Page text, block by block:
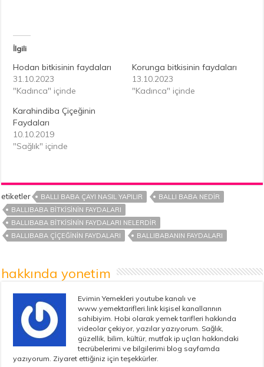
İlgili
Hodan bitkisinin faydaları
31.10.2023
"Kadınca" içinde
Korunga bitkisinin faydaları
13.10.2023
"Kadınca" içinde
Karahindiba Çiçeğinin
Faydaları
10.10.2019
"Sağlık" içinde
etiketler BALLI BABA ÇAYI NASIL YAPILIR
BALLI BABA NEDIR
BALLIBABA BITKISININ FAYDALARI
BALLIBABA BITKISININ FAYDALARI NELERDIR
BALLIBABA ÇIÇEĞININ FAYDALARI
BALLIBABANIN FAYDALARI
hakkında yonetim
Evimin Yemekleri youtube kanalı ve
www.yemektarifleri.link kişisel kanallarının
sahibiyim. Hobi olarak yemek tarifleri hakkında
videolar çekiyor, yazılar yazıyorum. Sağlık,
güzellik, bilim, kültür, mutfak ip uçları hakkındaki
tecrübelerimi ve bilgilerimi blog sayfamda
yazıyorum. Ziyaret ettiğiniz için teşekkürler.